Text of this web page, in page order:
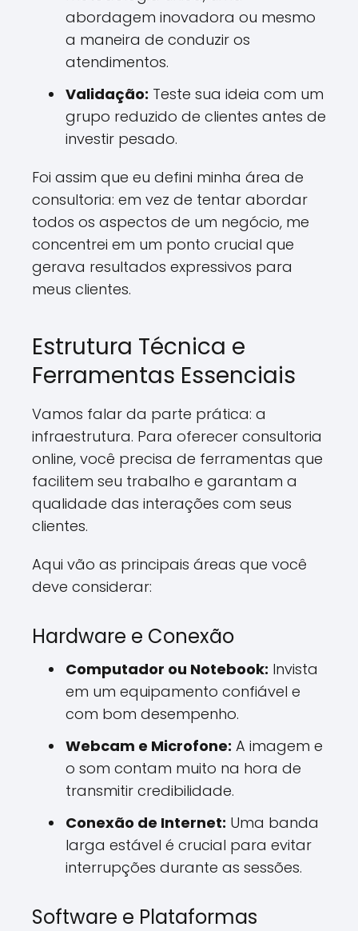
abordagem inovadora ou mesmo
a maneira de conduzir os
atendimentos.
Validação: Teste sua ideia com um
grupo reduzido de clientes antes de
investir pesado.
Foi assim que eu defini minha área de
consultoria: em vez de tentar abordar
todos os aspectos de um negócio, me
concentrei em um ponto crucial que
gerava resultados expressivos para
meus clientes.
Estrutura Técnica e
Ferramentas Essenciais
Vamos falar da parte prática: a
infraestrutura. Para oferecer consultoria
online, você precisa de ferramentas que
facilitem seu trabalho e garantam a
qualidade das interações com seus
clientes.
Aqui vão as principais áreas que você
deve considerar:
Hardware e Conexão
Computador ou Notebook: Invista
em um equipamento confiável e
com bom desempenho.
Webcam e Microfone: A imagem e
o som contam muito na hora de
transmitir credibilidade.
Conexão de Internet: Uma banda
larga estável é crucial para evitar
interrupções durante as sessões.
Software e Plataformas